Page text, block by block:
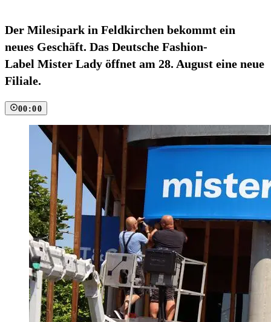
Der Milesipark in Feldkirchen bekommt ein
neues Geschäft. Das Deutsche Fashion-
Label Mister Lady öffnet am 28. August eine neue
Filiale.
00:00